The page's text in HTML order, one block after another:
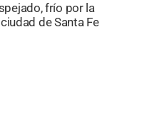
frío por la
de Santa Fe